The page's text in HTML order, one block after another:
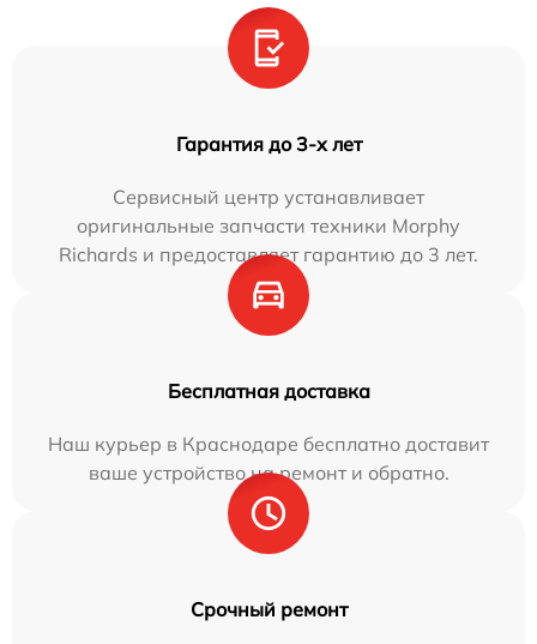
Гарантия до 3-х лет
Сервисный центр устанавливает
оригинальные запчасти техники Morphy
Richards и предоставляет гарантию до 3 лет.
Бесплатная доставка
Наш курьер в Краснодаре бесплатно доставит
ваше устройство на ремонт и обратно.
Срочный ремонт